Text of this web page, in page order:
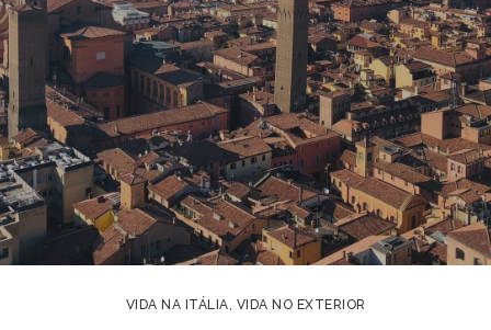
VIDA NA ITÁLIA, VIDA NO EXTERIOR